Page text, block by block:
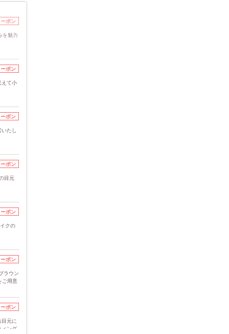
ーポン
を魅力
ーポン
えて小
ーポン
たし
ーポン
目元
ーポン
クの
ーポン
ラウン
ご用意
ーポン
目元に
ィング